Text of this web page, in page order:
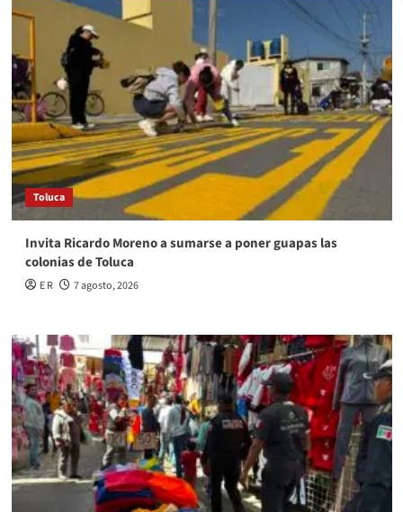
Toluca
Invita Ricardo Moreno a sumarse a poner guapas las
colonias de Toluca
E R 7 agosto, 2026